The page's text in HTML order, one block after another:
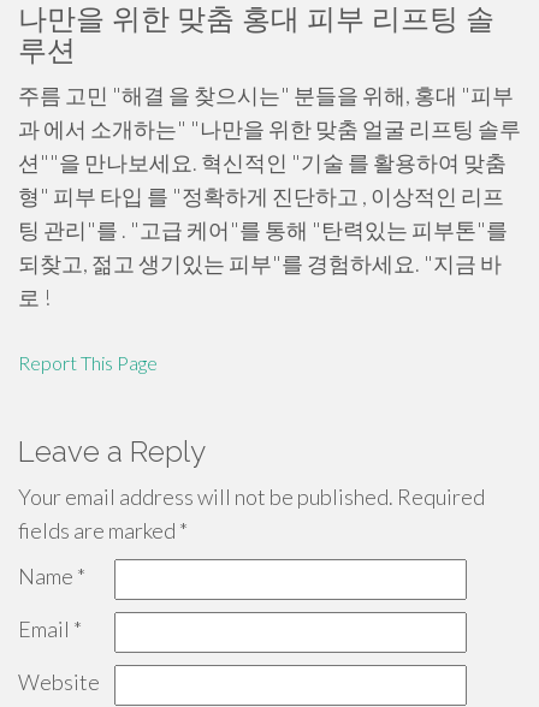
나만을 위한 맞춤 홍대 피부 리프팅 솔
루션
주름 고민 "해결 을 찾으시는" 분들을 위해, 홍대 "피부
과 에서 소개하는" "나만을 위한 맞춤 얼굴 리프팅 솔루
션""을 만나보세요. 혁신적인 "기술 를 활용하여 맞춤
형" 피부 타입 를 "정확하게 진단하고 , 이상적인 리프
팅 관리"를 . "고급 케어"를 통해 "탄력있는 피부톤"를
되찾고, 젊고 생기있는 피부"를 경험하세요. "지금 바
로 !
Report This Page
Leave a Reply
Your email address will not be published. Required
fields are marked *
Name *
Email *
Website